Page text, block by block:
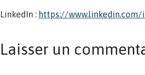
LinkedIn : https://
Laisser un